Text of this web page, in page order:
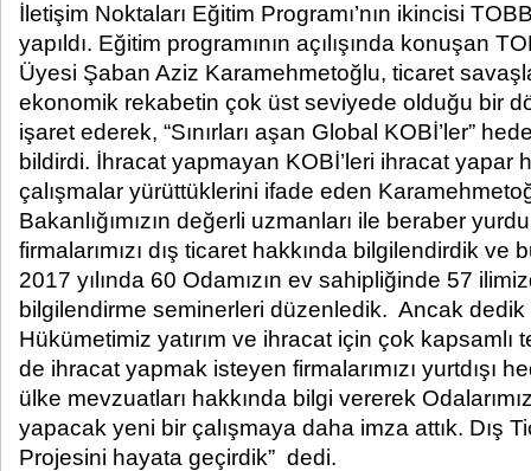
İletişim Noktaları Eğitim Programı’nın ikincisi
yapıldı. Eğitim programının açılışında konuşan
Üyesi Şaban Aziz Karamehmetoğlu, ticaret
ekonomik rekabetin çok üst seviyede olduğu bir
işaret ederek, “Sınırları aşan Global KOBİ’ler”
bildirdi. İhracat yapmayan KOBİ’leri ihracat yapar
çalışmalar yürüttüklerini ifade eden
Bakanlığımızın değerli uzmanları ile beraber
firmalarımızı dış ticaret hakkında bilgilendirdik ve
2017 yılında 60 Odamızın ev sahipliğinde 57
bilgilendirme seminerleri düzenledik. Ancak
Hükümetimiz yatırım ve ihracat için çok kapsamlı
de ihracat yapmak isteyen firmalarımızı yurtdışı
ülke mevzuatları hakkında bilgi vererek
yapacak yeni bir çalışmaya daha imza attık. Dış
Projesini hayata geçirdik” dedi.